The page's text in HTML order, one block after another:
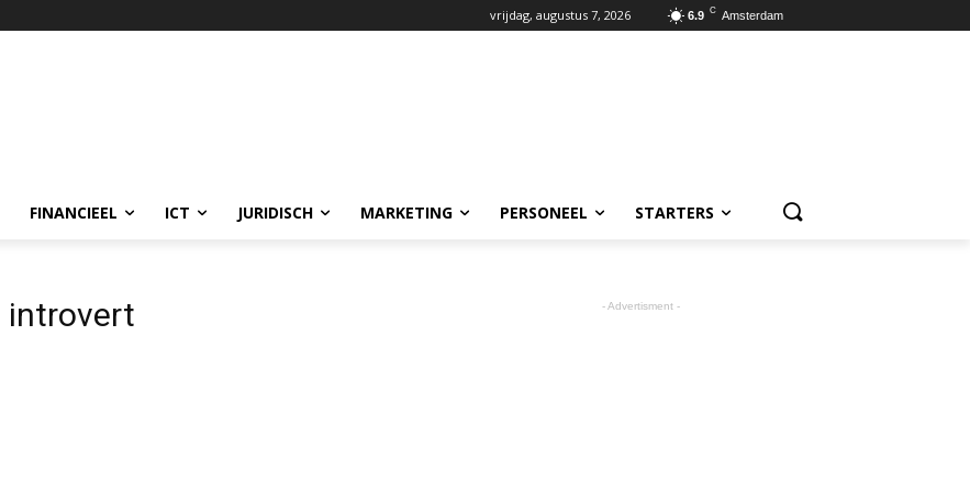
6.9 C Amsterdam
vrijdag, augustus 7, 2026
FINANCIEEL ICT JURIDISCH MARKETING PERSONEEL STARTERS
introvert - Advertisment -